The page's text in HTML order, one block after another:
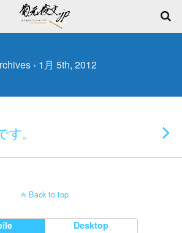
› 1月 5th, 2012
。
Back to top
Desktop